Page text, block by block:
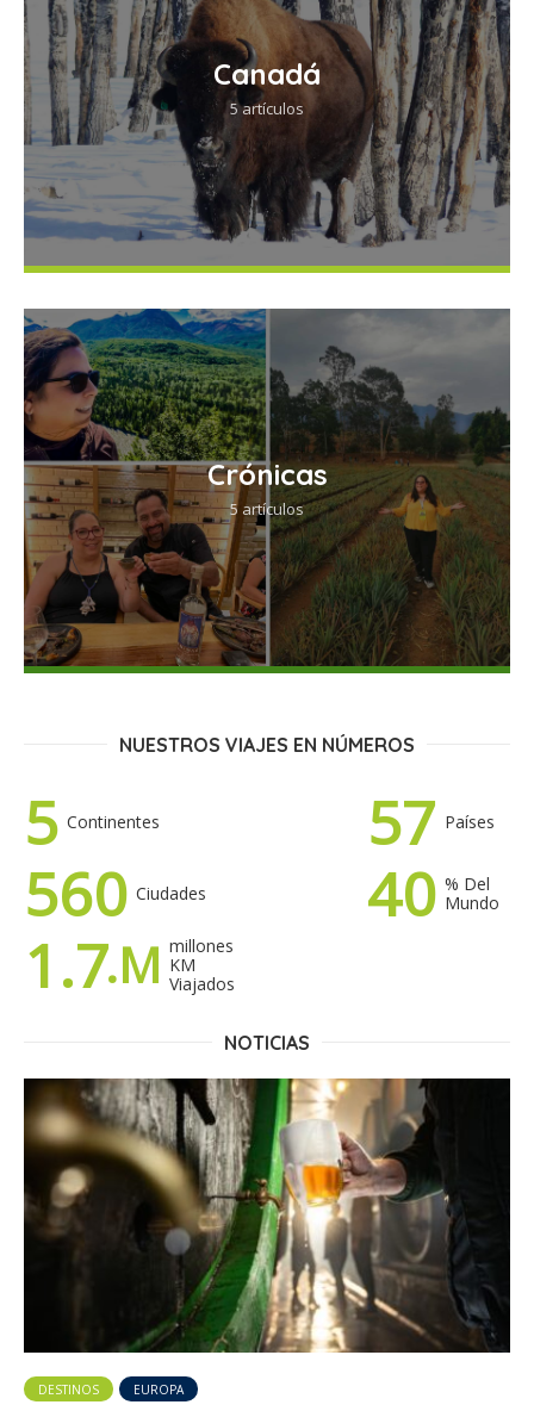
Canadá
5 artículos
Crónicas
5 artículos
NUESTROS VIAJES EN NÚMEROS
5 Continentes 57 Países
560 Ciudades 40 % Del
Mundo
1.7.M millones
KM
Viajados
NOTICIAS
DESTINOS EUROPA